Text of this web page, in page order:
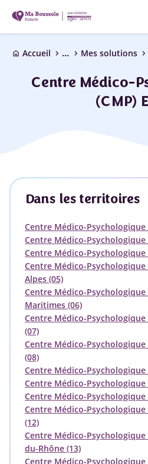
home Accueil chevron_right ... chevron_right Mes solutions chevron_right
Centre Médico-
(CMP)
Dans les territoires
Centre Médico-Psychologique
Centre Médico-Psychologique
Centre Médico-Psychologique
Centre Médico-Psychologique
Alpes (05)
Centre Médico-Psychologique
Maritimes (06)
Centre Médico-Psychologique
(07)
Centre Médico-Psychologique
(08)
Centre Médico-Psychologique
Centre Médico-Psychologique
Centre Médico-Psychologique
Centre Médico-Psychologique
(12)
Centre Médico-Psychologique
du-Rhône (13)
Centre Médico-Psychologique